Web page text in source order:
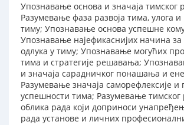
Упознавање основа и значаја тимског
Разумевање фаза развоја тима, улога и
тиму; Упознавање основа успешне
Упознавање најефикаснијих начина
одлука у тиму; Упознавање могућих
тима и стратегије решавања;
и значаја сарадничког понашања и
Разумевање значаја саморефлексије и
успешности тима; Разумевање тимског
облика рада који доприноси
рада установе и личних